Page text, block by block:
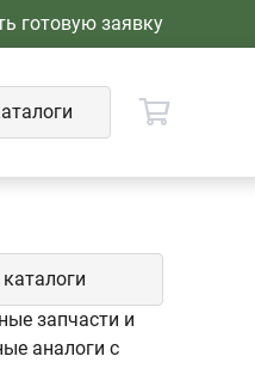
готовую заявку
запчасти и
аналоги с